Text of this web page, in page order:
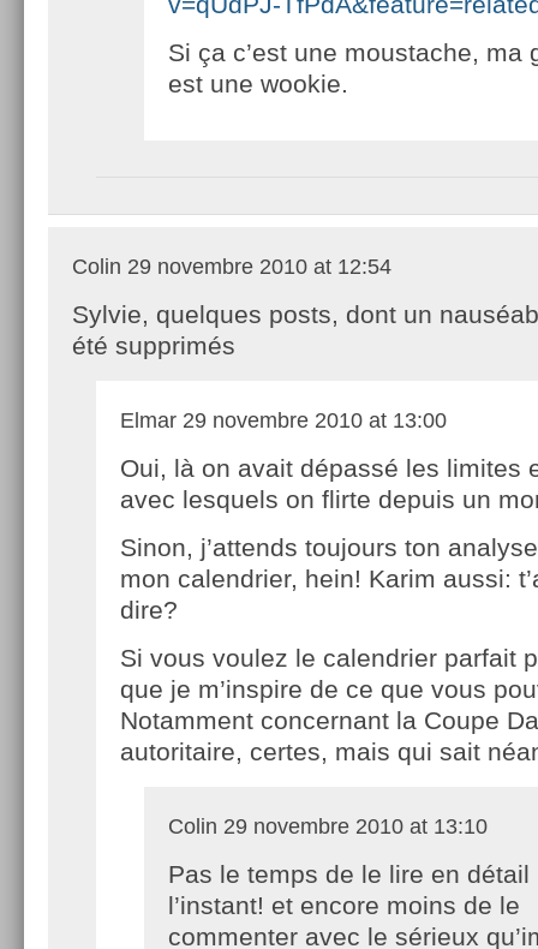
Si ça c’est une moustache, ma
est une wookie.
Colin 29 novembre 2010 at 12:54
Sylvie, quelques posts, dont un
été supprimés
Elmar 29 novembre 2010 at 13:00
Oui, là on avait dépassé les limites
avec lesquels on flirte depuis un
Sinon, j’attends toujours ton
mon calendrier, hein! Karim aussi:
dire?
Si vous voulez le calendrier parfait
que je m’inspire de ce que vous
Notamment concernant la Coupe
autoritaire, certes, mais qui sait
Colin 29 novembre 2010 at 13:10
Pas le temps de le lire en détail
l’instant! et encore moins de le
commenter avec le sérieux